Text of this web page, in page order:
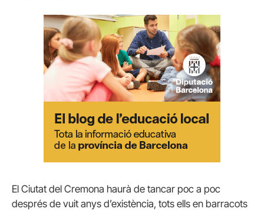
El Ciutat del Cremona haurà de tancar poc a poc
després de vuit anys d’existència, tots ells en barracots